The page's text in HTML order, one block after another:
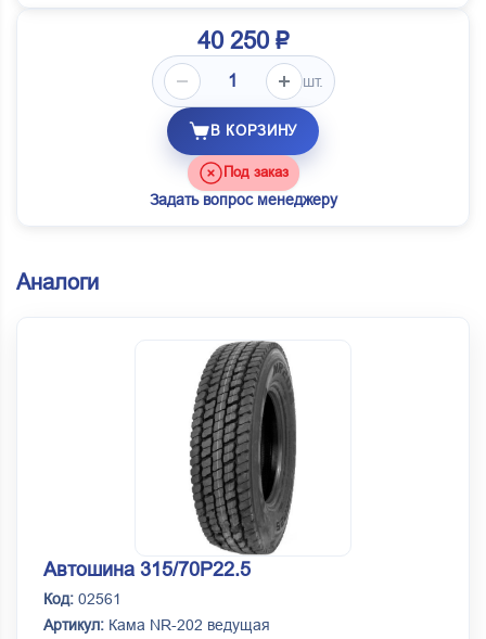
40 250 ₽
шт.
В КОРЗИНУ
Под заказ
Задать вопрос менеджеру
Аналоги
Автошина 315/70Р22.5
Код: 02561
Артикул: Кама NR-202 ведущая